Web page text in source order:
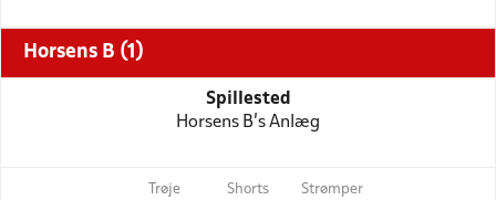
Horsens B (1)
Spillested
Horsens B's Anlæg
Trøje Shorts Strømper